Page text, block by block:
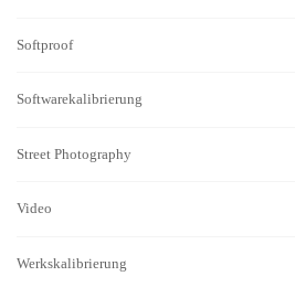
Softproof
Softwarekalibrierung
Street Photography
Video
Werkskalibrierung